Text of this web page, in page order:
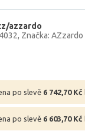
azzardo
Značka: AZzardo
po slevě 6 742,70 Kč
po slevě 6 603,70 Kč